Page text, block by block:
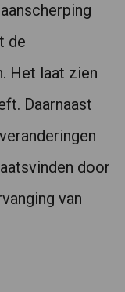
de
Het laat zien
Daarnaast
door
van